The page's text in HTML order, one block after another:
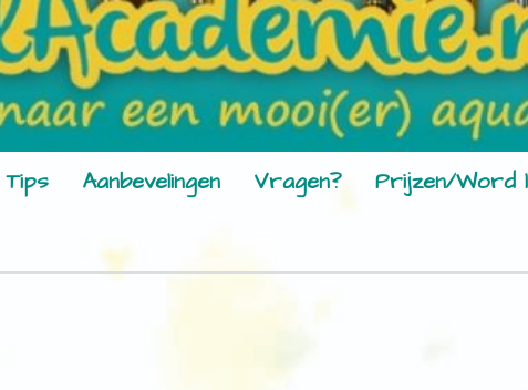
Aanbevelingen Vragen? Prijzen/Word